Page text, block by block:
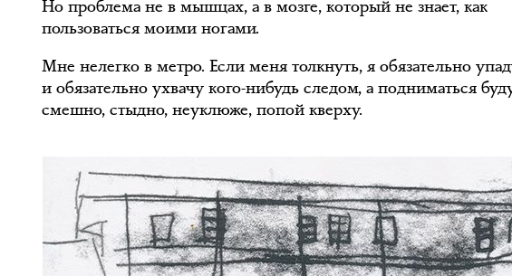
Но проблема не в мышцах, а в мозге, который не знает, как
пользоваться моими ногами.
Мне нелегко в метро. Если меня толкнуть, я обязательно
и обязательно ухвачу кого-нибудь следом, а подниматься
смешно, стыдно, неуклюже, попой кверху.